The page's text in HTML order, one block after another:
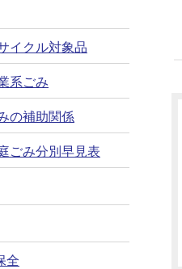
イクル対象品
系ごみ
の補助関係
ごみ分別早見表
全